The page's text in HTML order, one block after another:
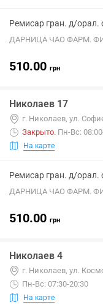
Ремисар гран. д/орал.
ДАРНИЦА ЧАО ФАРМ.
510.00 грн
Николаев 17
г. Николаев, ул.
Закрыто. Пн-Вс:
На карте
Ремисар гран. д/орал.
ДАРНИЦА ЧАО ФАРМ.
510.00 грн
Николаев 4
г. Николаев, ул.
Пн-Вс: 07:30-20:30
На карте